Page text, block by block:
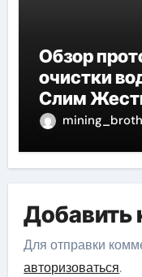
Обзор
очистки
Слим
mining_broth
Добавить
Для отправки
авторизоваться.